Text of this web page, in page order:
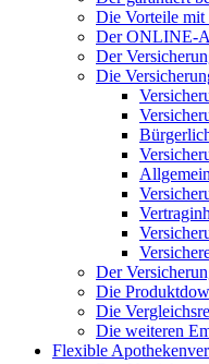
Die Vorteile mit
Der ONLINE-
Der
Die
Der
Die
Die
Die weiteren
Flexible